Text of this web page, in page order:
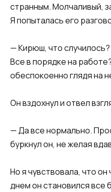
странным. Молчаливый,
Я попыталась его
​​— Кирюш, что
Все в порядке на
обеспокоенно глядя на
​​Он вздохнул и отвел
​​— Да все нормально.
буркнул он, не желая
​​Но я чувствовала, что
днем он становился все